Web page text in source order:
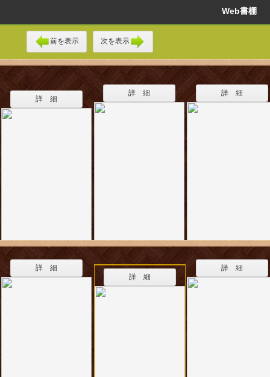
Web書棚
前を表示 次を表示
詳 細
詳 細 詳 細
詳 細
詳 細
詳 細